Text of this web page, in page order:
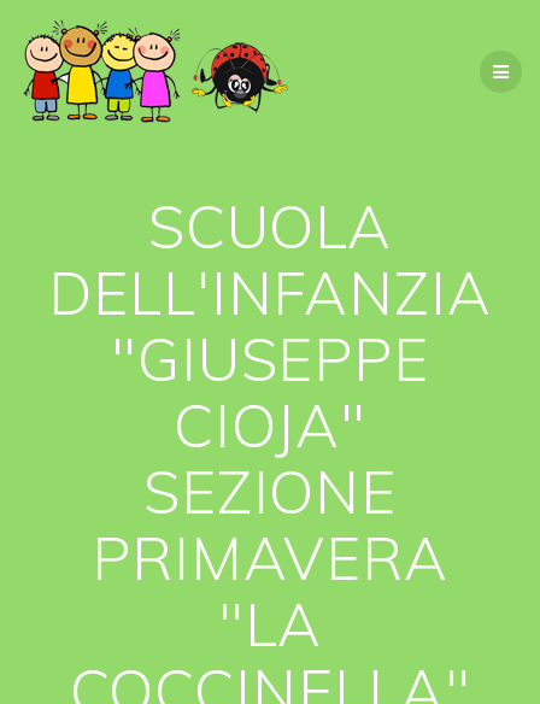
contenuto
SCUOLA
DELL'INFANZIA
"GIUSEPPE
CIOJA"
SEZIONE
PRIMAVERA
"LA